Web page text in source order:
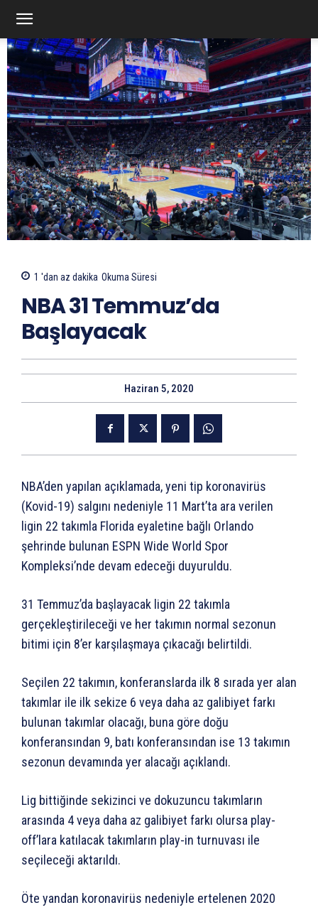
1 'dan az dakika Okuma Süresi
NBA 31 Temmuz’da
Başlayacak
Haziran 5, 2020
NBA’den yapılan açıklamada, yeni tip koronavirüs
(Kovid-19) salgını nedeniyle 11 Mart’ta ara verilen
ligin 22 takımla Florida eyaletine bağlı Orlando
şehrinde bulunan ESPN Wide World Spor
Kompleksi’nde devam edeceği duyuruldu.
31 Temmuz’da başlayacak ligin 22 takımla
gerçekleştirileceği ve her takımın normal sezonun
bitimi için 8’er karşılaşmaya çıkacağı belirtildi.
Seçilen 22 takımın, konferanslarda ilk 8 sırada yer alan
takımlar ile ilk sekize 6 veya daha az galibiyet farkı
bulunan takımlar olacağı, buna göre doğu
konferansından 9, batı konferansından ise 13 takımın
sezonun devamında yer alacağı açıklandı.
Lig bittiğinde sekizinci ve dokuzuncu takımların
arasında 4 veya daha az galibiyet farkı olursa play-
off’lara katılacak takımların play-in turnuvası ile
seçileceği aktarıldı.
Öte yandan koronavirüs nedeniyle ertelenen 2020